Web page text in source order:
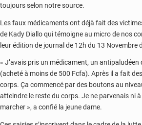
toujours selon notre source.
Les faux médicaments ont déjà fait des
de Kady Diallo qui témoigne au micro de nos
leur édition de journal de 12h du 13 Novembre
« J’avais pris un médicament, un antipaludéen
(acheté à moins de 500 Fcfa). Après il a fait
corps. Ça commencé par des boutons au
atteindre le reste du corps. Je ne parvenais ni à
marcher », a confié la jeune dame.